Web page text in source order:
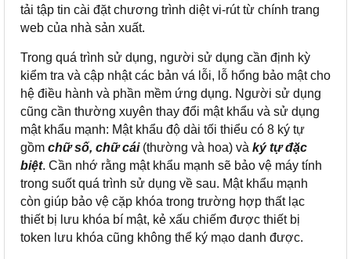
tải tập tin cài đặt chương trình diệt vi-rút từ chính trang
web của nhà sản xuất.
Trong quá trình sử dụng, người sử dụng cần định kỳ
kiểm tra và cập nhật các bản vá lỗi, lỗ hổng bảo mật cho
hệ điều hành và phần mềm ứng dụng. Người sử dụng
cũng cần thường xuyên thay đổi mật khẩu và sử dụng
mật khẩu mạnh: Mật khẩu độ dài tối thiểu có 8 ký tự
gồm chữ số, chữ cái(thường và hoa) và ký tự đặc
biệt. Cần nhớ rằng mật khẩu mạnh sẽ bảo vệ máy tính
trong suốt quá trình sử dụng về sau. Mật khẩu mạnh
còn giúp bảo vệ cặp khóa trong trường hợp thất lạc
thiết bị lưu khóa bí mật, kẻ xấu chiếm được thiết bị
token lưu khóa cũng không thể ký mạo danh được.